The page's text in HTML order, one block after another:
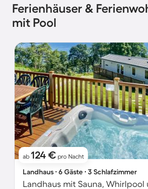
Ferienhäuser &
mit Pool
ab 124 € pro Nacht
Landhaus ∙ 6 Gäste ∙ 3 Schlafzimmer